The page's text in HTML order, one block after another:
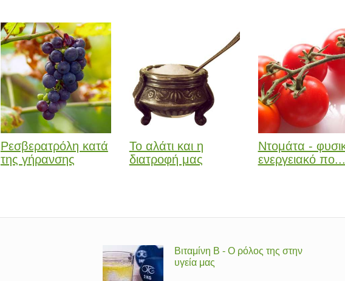
Ρεσβερατρόλη κατά
της γήρανσης
Το αλάτι και η
διατροφή μας
Ντομάτα -
ενεργειακό πο...
Βιταμίνη Β - Ο ρόλος της στην
υγεία μας